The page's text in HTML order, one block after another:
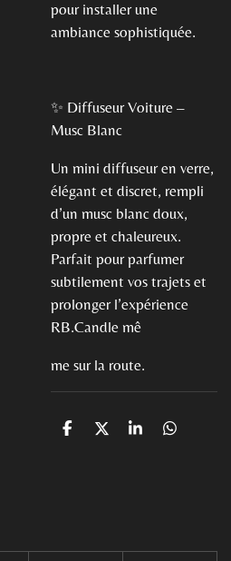
pour installer une
ambiance sophistiquée.
✨ Diffuseur Voiture –
Musc Blanc
Un mini diffuseur en verre,
élégant et discret, rempli
d’un musc blanc doux,
propre et chaleureux.
Parfait pour parfumer
subtilement vos trajets et
prolonger l’expérience
RB.Candle mê
me sur la route.
P
P
P
P